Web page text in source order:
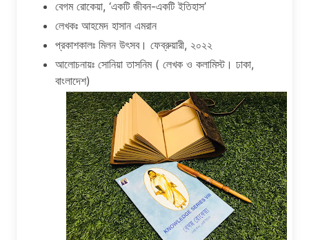
বেগম রোকেয়া, ‘একটি জীবন-একটি ইতিহাস’
লেখকঃ আহমেদ হাসান এমরান
প্রকাশকালঃ মিলন উৎসব। ফেব্রুয়ারী, ২০২২
আলোচনায়ঃ সোনিয়া তাসনিম ( লেখক ও কলামিস্ট। ঢাকা,
বাংলাদেশ)